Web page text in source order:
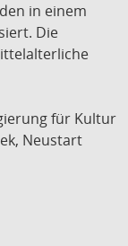
in einem
Die
für Kultur
Neustart